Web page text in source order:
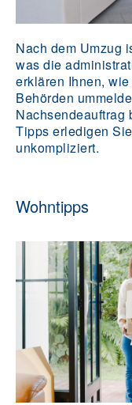
Nach dem Umzug
was die
erklären Ihnen,
Behörden
Nachsendeauftrag
Tipps erledigen
unkompliziert.
Wohntipps